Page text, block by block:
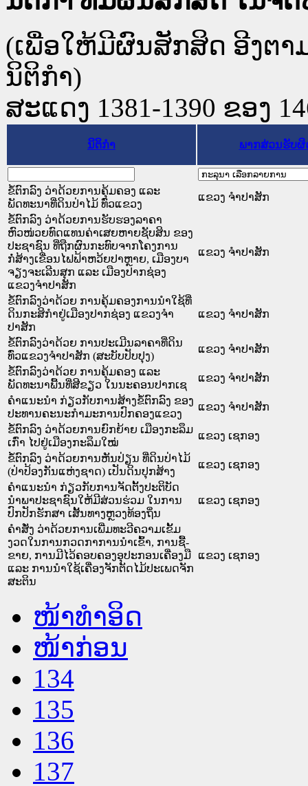
(ເພື່ອໃຫ້ມີຜົນສັກສິດ ອີງຕ
ນິຕິກໍາ)
ສະແດງ 1381-1390 ຂອງ
ນິຕິກໍາ ພາກສ່ວນຮັບຜິ
ຂໍ້ຕົກລົງ ວ່າດ້ວຍການຄຸ້ມຄອງ ແລະ
ພັດທະນາທີ່ດິນປ່າໄມ້ ທົ່ວແຂວງ
ແຂວງ ຈໍາປາສັກ
ຂໍ້ຕົກລົງ ວ່າດ້ວຍການຮັບຮອງລາຄາ
ຫົວໜ່ວຍທົດແທນຄ່າເສຍຫາຍຊັບສິນ ຂອງ
ປະຊາຊົນ ທີ່ຖືກຜົນກະທົບຈາກໂຄງການ
ກໍ່ສ້າງເຂື່ອນໄຟຟ້າຫວ້ຍປາຫຼາຍ, ເມືອງບາ
ຈຽງຈະເລີນສຸກ ແລະ ເມືອງປາກຊ່ອງ
ແຂວງຈໍາປາສັກ
ແຂວງ ຈໍາປາສັກ
ຂໍ້ຕົກລົງວ່າດ້ວຍ ການຄຸ້ມຄອງການນໍາໃຊ້ທີ່
ດິນກະສິກໍາຢູ່ເມືອງປາກຊ່ອງ ແຂວງຈໍາ
ປາສັກ
ແຂວງ ຈໍາປາສັກ
ຂໍ້ຕົກລົງວ່າດ້ວຍ ການປະເມີນລາຄາທີ່ດິນ
ທົ່ວແຂວງຈໍາປາສັກ (ສະບັບປັບປຸງ)
ແຂວງ ຈໍາປາສັກ
ຂໍ້ຕົກລົງວ່າດ້ວຍ ການຄຸ້ມຄອງ ແລະ
ພັດທະນາພື້ນທີ່ສີຂຽວ ໃນນະຄອນປາກເຊ
ແຂວງ ຈໍາປາສັກ
ຄຳແນະນຳ ກ່ຽວກັບການສ້າງຂໍ້ຕົກລົງ ຂອງ
ປະທານຄະນະກຳມະການປົກຄອງແຂວງ
ແຂວງ ຈໍາປາສັກ
ຂໍ້ຕົກລົງ ວ່າດ້ວຍການຍົກຍ້າຍ ເມືອງກະລຶມ
ເກົ່າ ໄປຢູ່ເມືອງກະລຶມໃໝ່
ແຂວງ ເຊກອງ
ຂໍ້ຕົກລົງ ວ່າດ້ວຍການຫັນປ່ຽນ ທີ່ດິນປ່າໄມ້
(ປ່າປ້ອງກັນແຫ່ງຊາດ) ເປັນດິນປຸກສ້າງ
ແຂວງ ເຊກອງ
ຄຳແນະນຳ ກ່ຽວກັບການຈັດຕັ້ງປະຕິບັດ
ນຳພາປະຊາຊົນໃຫ້ມີສ່ວນຮ່ວມ ໃນການ
ປົກປັກຮັກສາ ເສັ້ນທາງຫຼວງທ້ອງຖິ່ນ
ແຂວງ ເຊກອງ
ຄໍາສັ່ງ ວ່າດ້ວຍການເພີ່ມທະວີຄວາມເຂັ້ມ
ງວດໃນການກວດກາການນໍາເຂົ້າ, ການຊື້-
ຂາຍ, ການມີໄວ້ຄອບຄອງອຸປະກອນເຄື່ອງມື
ແລະ ການນໍາໃຊ້ເຄື່ອງຈັກຕັດໄມ້ປະເພດຈັກ
ສະຕິນ
ແຂວງ ເຊກອງ
ໜ້າທໍາອິດ
ໜ້າກ່ອນ
134
135
136
137